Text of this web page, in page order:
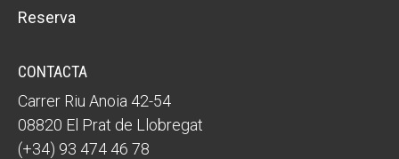
Reserva
CONTACTA
Carrer Riu Anoia 42-54
08820 El Prat de Llobregat
(+34) 93 474 46 78